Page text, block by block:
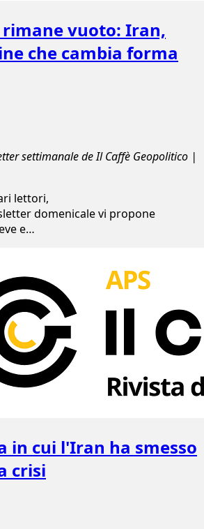
vuoto: Iran,
che cambia forma
settimanale de Il Caffè Geopolitico |
lettori,
domenicale vi propone
e…
in cui l'Iran ha smesso
crisi